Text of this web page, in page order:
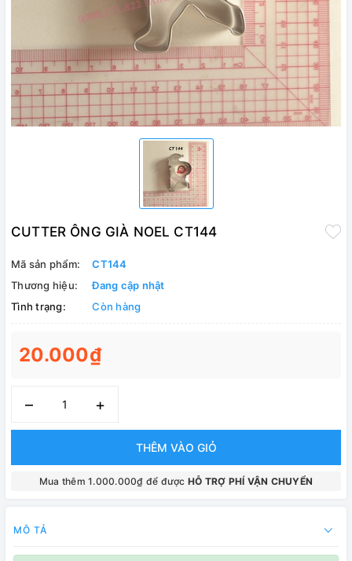
CUTTER ÔNG GIÀ NOEL CT144
Mã sản phẩm:
CT144
Thương hiệu:
Đang cập nhật
Tình trạng:
Còn hàng
20.000₫
– +
THÊM VÀO GIỎ
Mua thêm 1.000.000₫ để được HỖ TRỢ PHÍ VẬN CHUYỂN
MÔ TẢ